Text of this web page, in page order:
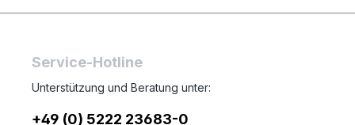
Service-Hotline
Unterstützung und Beratung unter:
+49 (0) 5222 23683-0